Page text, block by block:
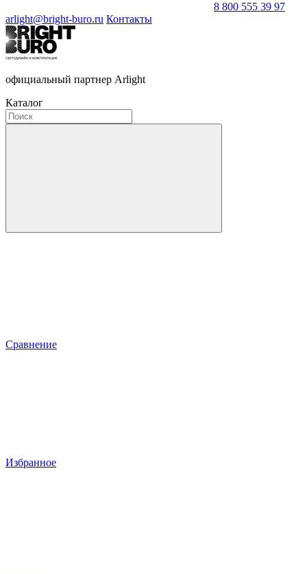
8 800 555 39 97
arlight@bright-buro.ru Контакты
официальный партнер Arlight
Каталог
Сравнение
Избранное